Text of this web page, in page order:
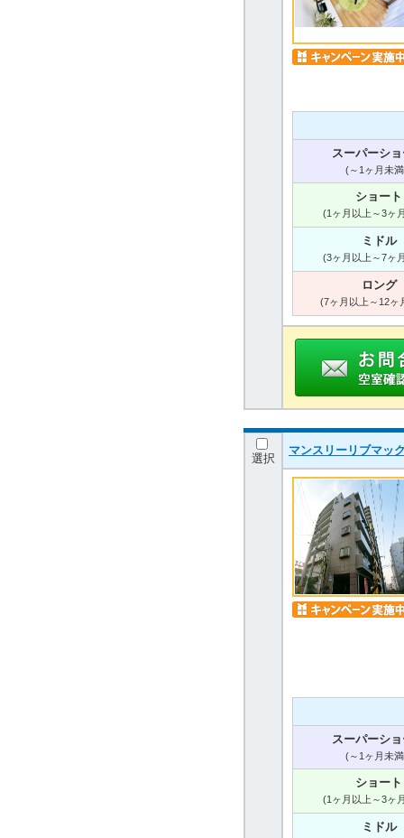
スーパーシ
(～1ヶ月未
ショート
(1ヶ月以上～3ヶ
ミドル
(3ヶ月以上～7ヶ
ロング
(7ヶ月以上～12ヶ
選択
マンスリーリブマッ
スーパーシ
(～1ヶ月未
ショート
(1ヶ月以上～3ヶ
ミドル